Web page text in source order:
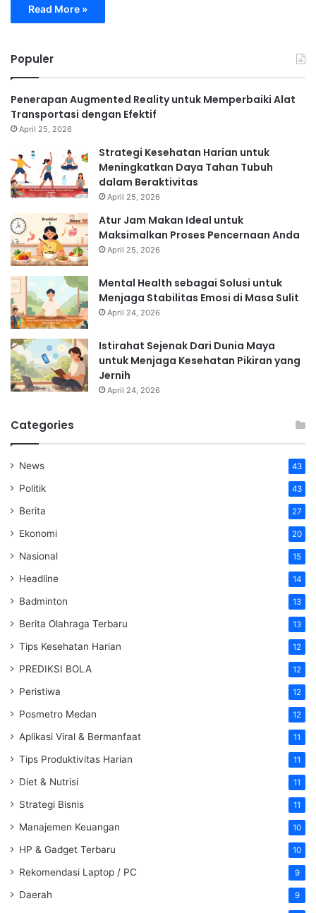
Read More »
Populer
Penerapan Augmented Reality untuk Memperbaiki Alat
Transportasi dengan Efektif
April 25, 2026
Strategi Kesehatan Harian untuk
Meningkatkan Daya Tahan Tubuh
dalam Beraktivitas
April 25, 2026
Atur Jam Makan Ideal untuk
Maksimalkan Proses Pencernaan Anda
April 25, 2026
Mental Health sebagai Solusi untuk
Menjaga Stabilitas Emosi di Masa Sulit
April 24, 2026
Istirahat Sejenak Dari Dunia Maya
untuk Menjaga Kesehatan Pikiran yang
Jernih
April 24, 2026
Categories
News 43
Politik 43
Berita 27
Ekonomi 20
Nasional 15
Headline 14
Badminton 13
Berita Olahraga Terbaru 13
Tips Kesehatan Harian 12
PREDIKSI BOLA 12
Peristiwa 12
Posmetro Medan 12
Aplikasi Viral & Bermanfaat 11
Tips Produktivitas Harian 11
Diet & Nutrisi 11
Strategi Bisnis 11
Manajemen Keuangan 10
HP & Gadget Terbaru 10
Rekomendasi Laptop / PC 9
Daerah 9